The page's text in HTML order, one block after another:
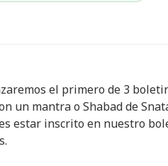
el primero de 3
un mantra o Shabad de
estar inscrito en nuestro